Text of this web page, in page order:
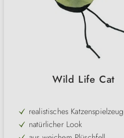
Wild Life Cat
realistisches Katzenspielzeug
natürlicher Look